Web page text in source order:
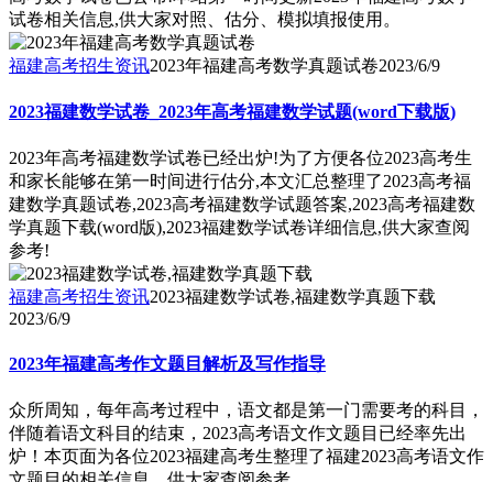
试卷相关信息,供大家对照、估分、模拟填报使用。
福建高考招生资讯2023年福建高考数学真题试卷2023/6/9
2023福建数学试卷_2023年高考福建数学试题(word下载版)
2023年高考福建数学试卷已经出炉!为了方便各位2023高考生
和家长能够在第一时间进行估分,本文汇总整理了2023高考福
建数学真题试卷,2023高考福建数学试题答案,2023高考福建数
学真题下载(word版),2023福建数学试卷详细信息,供大家查阅
参考!
福建高考招生资讯2023福建数学试卷,福建数学真题下载
2023/6/9
2023年福建高考作文题目解析及写作指导
众所周知，每年高考过程中，语文都是第一门需要考的科目，
伴随着语文科目的结束，2023高考语文作文题目已经率先出
炉！本页面为各位2023福建高考生整理了福建2023高考语文作